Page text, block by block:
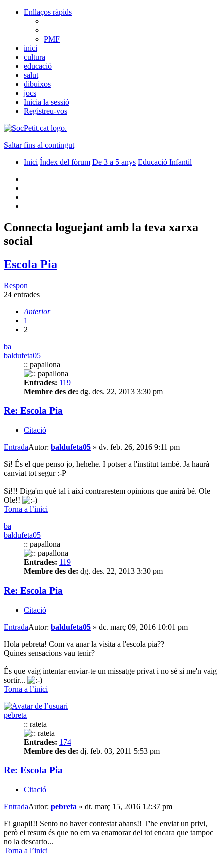
Enllaços ràpids
PMF
inici
cultura
educació
salut
dibuixos
jocs
Inicia la sessió
Registreu-vos
Saltar fins al contingut
Inici Índex del fòrum De 3 a 5 anys Educació Infantil
Connecta loguejant amb la teva xarxa
social
Escola Pia
Respon
24 entrades
Anterior
1
2
ba
baldufeta05
:: papallona
Entrades: 119
Membre des de: dg. des. 22, 2013 3:30 pm
Re: Escola Pia
Citació
EntradaAutor: baldufeta05 » dv. feb. 26, 2016 9:11 pm
Si! És el que penso jo, hehehe. I potser a l'institut també. Ja haurà
canviat tot segur :-P
Si!!! Diga'm què tal i així contrarestem opinions que anirà bé. Ole
Ole!!
Torna a l’inici
ba
baldufeta05
:: papallona
Entrades: 119
Membre des de: dg. des. 22, 2013 3:30 pm
Re: Escola Pia
Citació
EntradaAutor: baldufeta05 » dc. març 09, 2016 10:01 pm
Hola pebreta! Com va anar la visita a l'escola pia??
Quines sensacions vau tenir?
És que vaig intentar enviar-te un missatge privat i no sé si me'n vaig
sortir...
Torna a l’inici
pebreta
:: rateta
Entrades: 174
Membre des de: dj. feb. 03, 2011 5:53 pm
Re: Escola Pia
Citació
EntradaAutor: pebreta » dt. març 15, 2016 12:37 pm
Ei guapi!!! Sento no haver contestat abans!! T'he enviat un privi,
però el resum és que no em va enamorar del tot encara que tampoc
no la descarto...
Torna a l’inici